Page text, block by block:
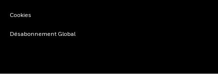
Cookies
Désabonnement Global